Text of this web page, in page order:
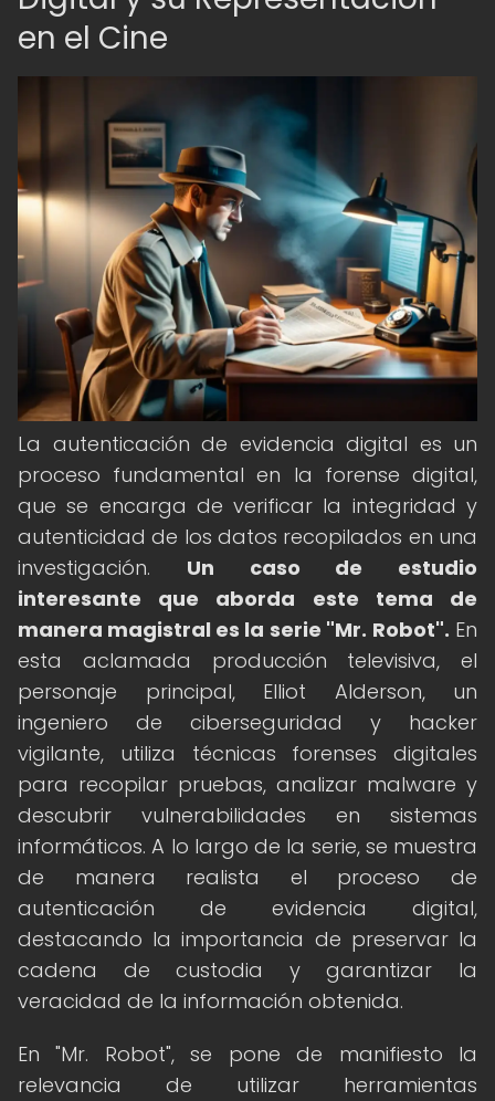
en el Cine
La autenticación de evidencia digital es un
proceso fundamental en la forense digital,
que se encarga de verificar la integridad y
autenticidad de los datos recopilados en una
investigación. Un caso de estudio
interesante que aborda este tema de
manera magistral es la serie "Mr. Robot". En
esta aclamada producción televisiva, el
personaje principal, Elliot Alderson, un
ingeniero de ciberseguridad y hacker
vigilante, utiliza técnicas forenses digitales
para recopilar pruebas, analizar malware y
descubrir vulnerabilidades en sistemas
informáticos. A lo largo de la serie, se muestra
de manera realista el proceso de
autenticación de evidencia digital,
destacando la importancia de preservar la
cadena de custodia y garantizar la
veracidad de la información obtenida.
En "Mr. Robot", se pone de manifiesto la
relevancia de utilizar herramientas